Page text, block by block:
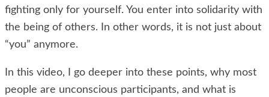
fighting only for yourself. You enter into solidarity with
the being of others. In other words, it is not just about
“you” anymore.
In this video, I go deeper into these points, why most
people are unconscious participants, and what is